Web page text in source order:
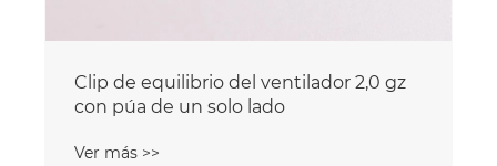
Clip de equilibrio del ventilador 2,0 gz
con púa de un solo lado
Ver más >>